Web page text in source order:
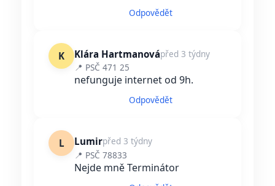
Odpovědět
K Klára Hartmanovápřed 3 týdny
📍 PSČ 471 25
nefunguje internet od 9h.
Odpovědět
L Lumirpřed 3 týdny
📍 PSČ 78833
Nejde mně Terminátor